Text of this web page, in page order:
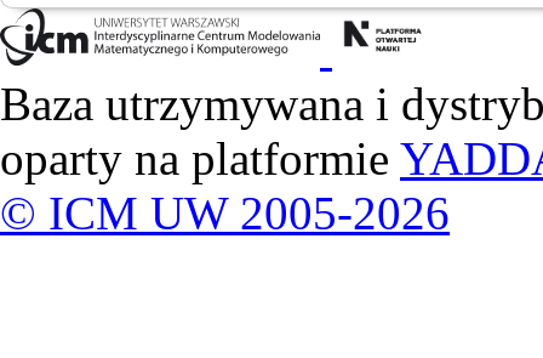
Baza utrzymywana i
oparty na platformie
© ICM UW 2005-2026